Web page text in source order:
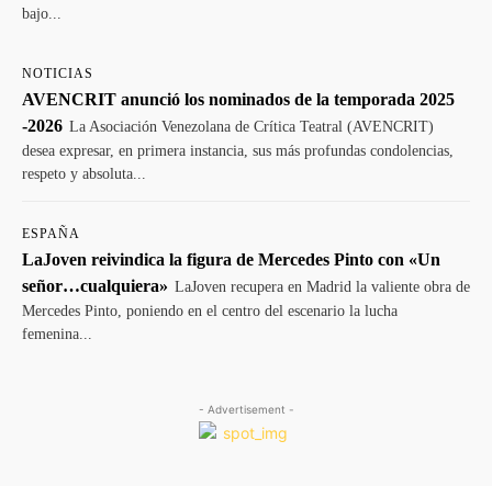
bajo...
NOTICIAS
AVENCRIT anunció los nominados de la temporada 2025
-2026 La Asociación Venezolana de Crítica Teatral (AVENCRIT)
desea expresar, en primera instancia, sus más profundas condolencias,
respeto y absoluta...
ESPAÑA
LaJoven reivindica la figura de Mercedes Pinto con «Un
señor…cualquiera» LaJoven recupera en Madrid la valiente obra de
Mercedes Pinto, poniendo en el centro del escenario la lucha
femenina...
- Advertisement -